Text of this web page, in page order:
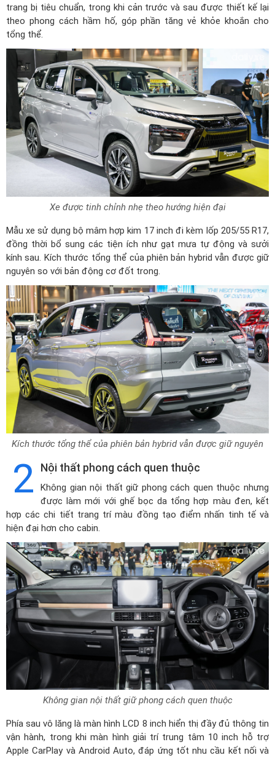
trang bị tiêu chuẩn, trong khi cản trước và sau được thiết kế lại
theo phong cách hầm hố, góp phần tăng vẻ khỏe khoắn cho
tổng thể.
Xe được tinh chỉnh nhẹ theo hướng hiện đại
Mẫu xe sử dụng bộ mâm hợp kim 17 inch đi kèm lốp 205/55 R17,
đồng thời bổ sung các tiện ích như gạt mưa tự động và sưởi
kính sau. Kích thước tổng thể của phiên bản hybrid vẫn được giữ
nguyên so với bản động cơ đốt trong.
Kích thước tổng thể của phiên bản hybrid vẫn được giữ nguyên
2 Nội thất phong cách quen thuộc
Không gian nội thất giữ phong cách quen thuộc nhưng
được làm mới với ghế bọc da tổng hợp màu đen, kết
hợp các chi tiết trang trí màu đồng tạo điểm nhấn tinh tế và
hiện đại hơn cho cabin.
Không gian nội thất giữ phong cách quen thuộc
Phía sau vô lăng là màn hình LCD 8 inch hiển thị đầy đủ thông tin
vận hành, trong khi màn hình giải trí trung tâm 10 inch hỗ trợ
Apple CarPlay và Android Auto, đáp ứng tốt nhu cầu kết nối và